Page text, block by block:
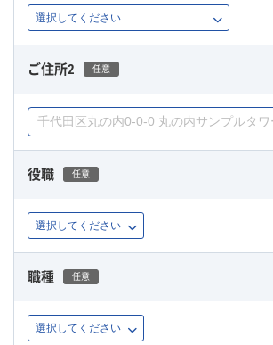
ご住所2 任意
役職 任意
職種 任意